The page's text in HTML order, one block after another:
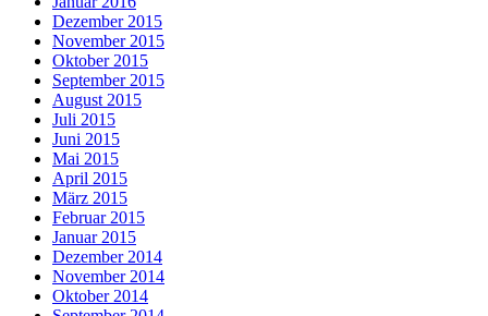
Dezember 2015
November 2015
Oktober 2015
September 2015
August 2015
Juli 2015
Juni 2015
Mai 2015
April 2015
März 2015
Februar 2015
Januar 2015
Dezember 2014
November 2014
Oktober 2014